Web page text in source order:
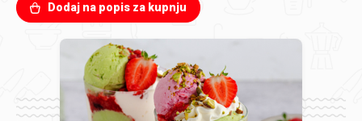
Dodaj na popis za kupnju